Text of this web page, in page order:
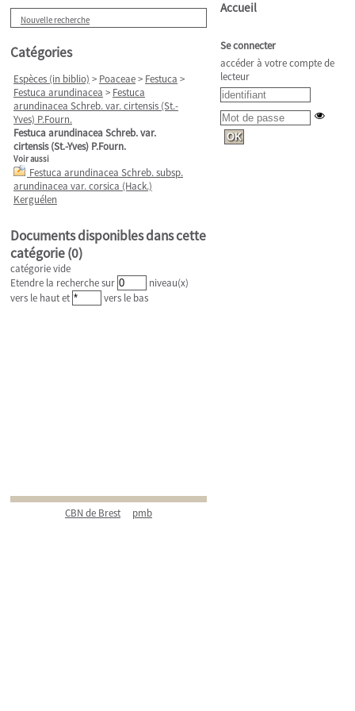
Nouvelle recherche
Catégories
Espèces (in biblio) > Poaceae> Festuca >
Festuca arundinacea > Festuca
arundinacea Schreb. var. cirtensis (St.-
Yves) P.Fourn.
Festuca arundinacea Schreb. var.
cirtensis (St.-Yves) P.Fourn.
Voir aussi
Festuca arundinacea Schreb. subsp.
arundinacea var. corsica (Hack.)
Kerguélen
Documents disponibles dans cette
catégorie (0)
catégorie vide
Etendre la recherche sur
niveau(x)
vers le haut et
vers le bas
CBN de Brest pmb
Accueil
Se connecter
accéder à votre compte de
lecteur